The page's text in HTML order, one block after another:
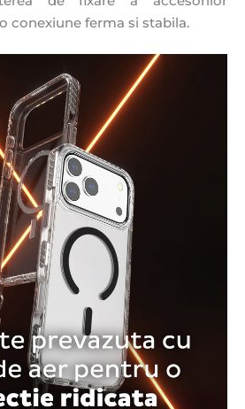
conexiune ferma si stabila.